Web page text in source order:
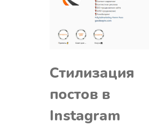
Стилизация
постов в
Instagram